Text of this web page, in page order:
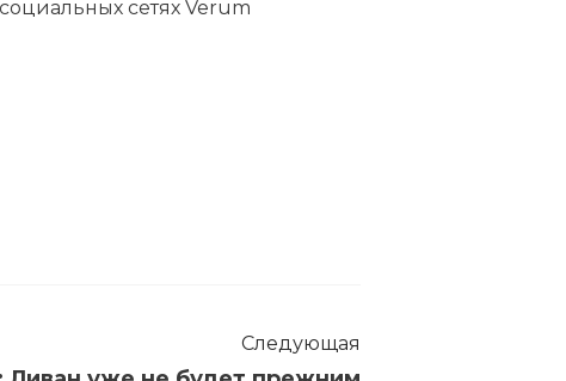
сетях Verum
Следующая